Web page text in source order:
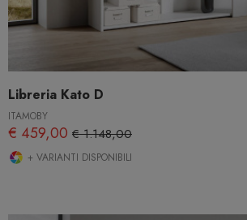
Libreria Kato D
ITAMOBY
€ 459,00 € 1.148,00
+ VARIANTI DISPONIBILI